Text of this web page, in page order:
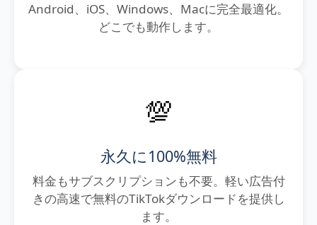
Android、iOS、Windows、Macに完全最適化。
どこでも動作します。
💯
永久に100%無料
料金もサブスクリプションも不要。軽い広告付
きの高速で無料のTikTokダウンロードを提供し
ます。